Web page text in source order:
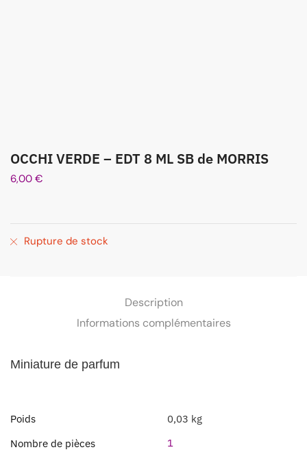
OCCHI VERDE – EDT 8 ML SB de MORRIS
6,00 €
Rupture de stock
Description
Informations complémentaires
Miniature de parfum
Poids
0,03 kg
Nombre de pièces
1